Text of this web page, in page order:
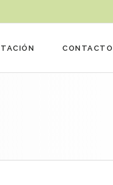
CONTACTO